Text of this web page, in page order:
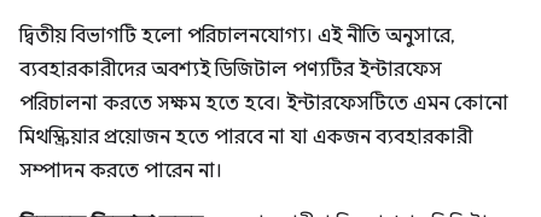
দ্বিতীয় বিভাগটি হলো পরিচালনযোগ্য। এই নীতি অনুসারে,
ব্যবহারকারীদের অবশ্যই ডিজিটাল পণ্যটির ইন্টারফেস
পরিচালনা করতে সক্ষম হতে হবে। ইন্টারফেসটিতে এমন কোনো
মিথস্ক্রিয়ার প্রয়োজন হতে পারবে না যা একজন ব্যবহারকারী
সম্পাদন করতে পারেন না।